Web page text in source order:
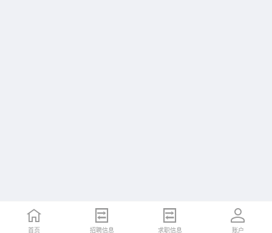
首页 招聘信息 求职信息 账户